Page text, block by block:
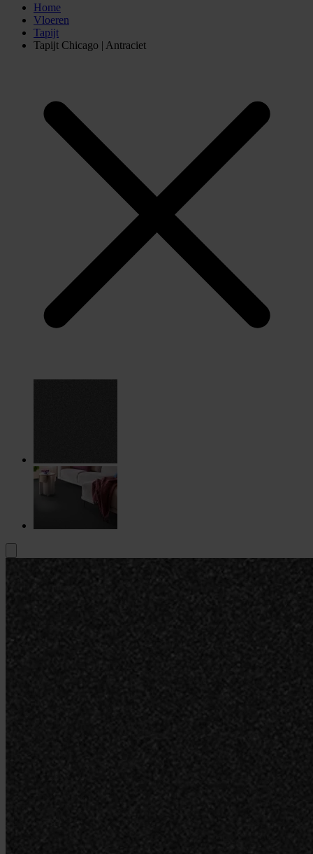
Home
Vloeren
Tapijt
Tapijt Chicago | Antraciet